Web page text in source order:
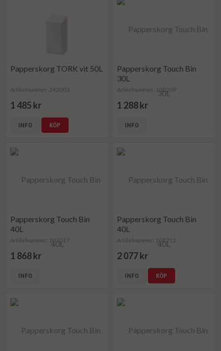
Papperskorg TORK vit 50L
Artikelnummer: 242003
1 485 kr
INFO KÖP
Papperskorg Touch Bin
30L
Artikelnummer: 108209
1 288 kr
INFO
Papperskorg Touch Bin
40L
Artikelnummer: 107017
1 868 kr
INFO
Papperskorg Touch Bin
40L
Artikelnummer: 108212
2 077 kr
INFO KÖP